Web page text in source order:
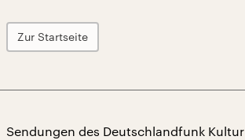
Zur Startseite
Sendungen des Deutschlandfunk Kultur